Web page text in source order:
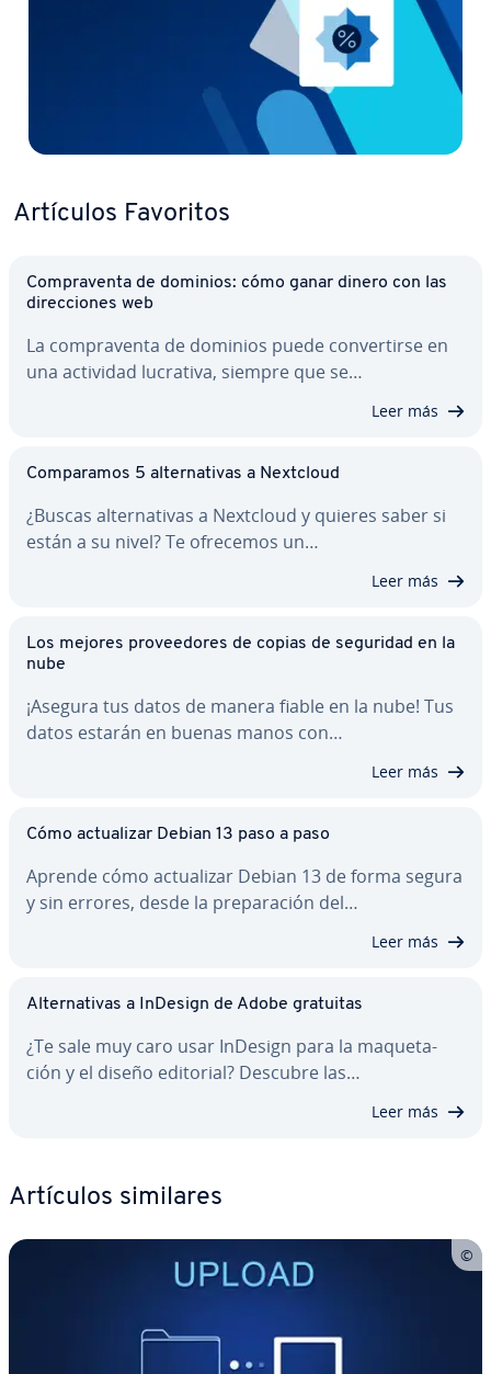
Artículos Favoritos
Co­m­pra­ve­n­ta de dominios: cómo ganar dinero con las
di­re­c­cio­nes web
La co­m­pra­ve­n­ta de dominios puede co­n­ve­r­ti­r­se en
una actividad lucrativa, siempre que se…
Leer más
Co­m­pa­ra­mos 5 al­te­r­na­ti­vas a Nextcloud
¿Buscas al­te­r­na­ti­vas a Nextcloud y quieres saber si
están a su nivel? Te ofrecemos un…
Leer más
Los mejores pro­vee­do­res de copias de seguridad en la
nube
¡Asegura tus datos de manera fiable en la nube! Tus
datos estarán en buenas manos con…
Leer más
Cómo ac­tua­li­zar Debian 13 paso a paso
Aprende cómo ac­tua­li­zar Debian 13 de forma segura
y sin errores, desde la pre­pa­ra­ción del…
Leer más
Al­te­r­na­ti­vas a InDesign de Adobe gratuitas
¿Te sale muy caro usar InDesign para la ma­que­ta­
ción y el diseño editorial? Descubre las…
Leer más
Artículos similares